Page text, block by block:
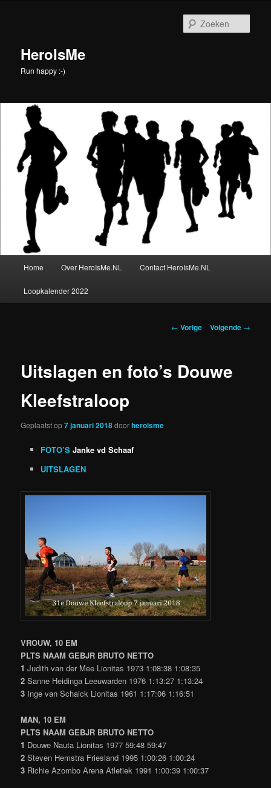
inhoudHeroIsMe
Run happy :-)
Home Over HeroIsMe.NL Contact HeroIsMe.NL
Loopkalender 2022
Berichtnavigatie
← Vorige Volgende →
Uitslagen en foto’s Douwe
Kleefstraloop
Geplaatst op7 januari 2018doorheroisme
FOTO’SJanke vd Schaaf
UITSLAGEN
VROUW, 10 EM
PLTS NAAM GEBJR BRUTO NETTO
1 Judith van der Mee Lionitas 1973 1:08:38 1:08:35
2 Sanne Heidinga Leeuwarden 1976 1:13:27 1:13:24
3 Inge van Schaick Lionitas 1961 1:17:06 1:16:51
MAN, 10 EM
PLTS NAAM GEBJR BRUTO NETTO
1 Douwe Nauta Lionitas 1977 59:48 59:47
2 Steven Hemstra Friesland 1995 1:00:26 1:00:24
3 Richie Azombo Arena Atletiek 1991 1:00:39 1:00:37